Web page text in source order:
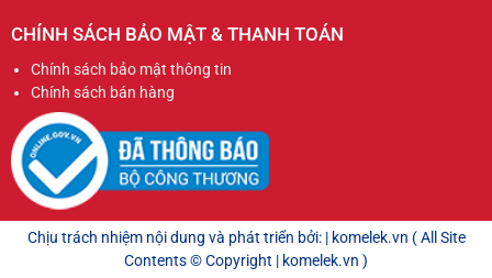
CHÍNH SÁCH BẢO MẬT & THANH TOÁN
Chính sách bảo mật thông tin
Chính sách bán hàng
Chịu trách nhiệm nội dung và phát triển bởi: | komelek.vn ( All Site
Contents © Copyright | komelek.vn )